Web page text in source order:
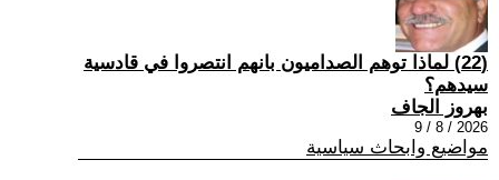
(22) ‏لماذا توهم الصداميون بانهم انتصروا في قادسية
سيدهم؟
بهروز الجاف
2026 / 8 / 9
مواضيع وابحاث سياسية